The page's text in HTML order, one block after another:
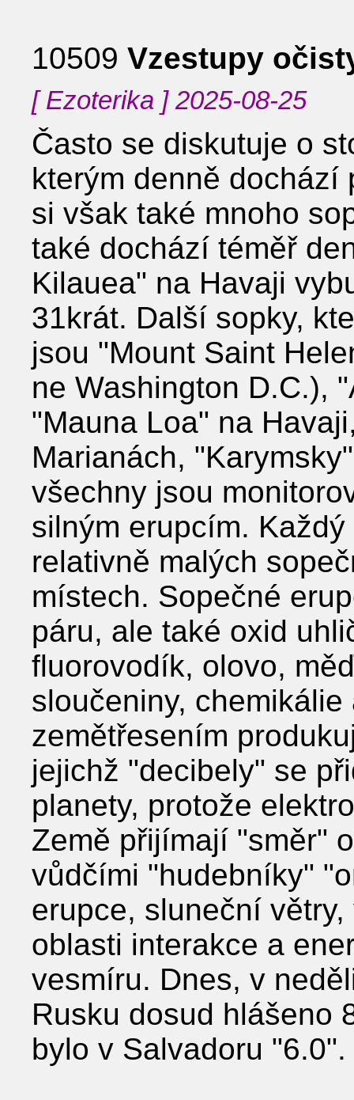
10509 Vzestupy
[ Ezoterika ] 2025-08-25
Často se diskutuje o
kterým denně dochází
si však také mnoho
také dochází téměř
Kilauea" na Havaji
31krát. Další sopky,
jsou "Mount Saint
ne Washington D.C.),
"Mauna Loa" na
Marianách,
všechny jsou
silným erupcím.
relativně malých
místech. Sopečné
páru, ale také oxid
fluorovodík, olovo,
sloučeniny,
zemětřesením
jejichž "decibely" se
planety, protože
Země přijímají "směr"
vůdčími "hudebníky"
erupce, sluneční
oblasti interakce a
vesmíru. Dnes, v
Rusku dosud hlášeno
bylo v Salvadoru "6.0".